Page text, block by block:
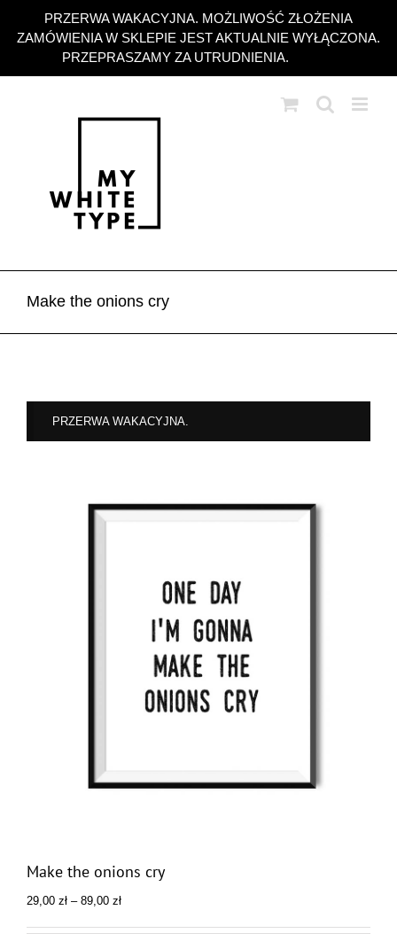
PRZERWA WAKACYJNA. MOŻLIWOŚĆ ZŁOŻENIA
ZAMÓWIENIA W SKLEPIE JEST AKTUALNIE WYŁĄCZONA.
PRZEPRASZAMY ZA UTRUDNIENIA.
zawartości
Make the onions cry
PRZERWA WAKACYJNA.
Make the onions cry
29,00 zł – 89,00 złZakres
od